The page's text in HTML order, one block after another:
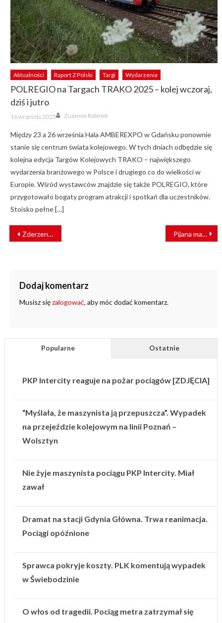
Aktualności Raport Z Polski Targi Wydarzenia
POLREGIO na Targach TRAKO 2025 – kolej wczoraj,
dziś i jutro
Posted
on
16 września 2025 Author
Zuzanna Rabinek
Między 23 a 26 września Hala AMBEREXPO w Gdańsku ponownie
stanie się centrum świata kolejowego. W tych dniach odbędzie się
kolejna edycja Targów Kolejowych TRAKO – największego
wydarzenia branżowego w Polsce i drugiego co do wielkości w
Europie. Wśród wystawców znajdzie się także POLREGIO, które
przygotowało bogaty program atrakcji i spotkań dla uczestników.
Stoisko pełne […]
NAWIGACJA
WPISU
Zderzenie tramwajów we Wrocławiu. Motorniczy zasłabł Pijana matka podróżowała z 7-letnią córką
Dodaj komentarz
Musisz sięzalogować, aby móc dodać komentarz.
Popularne Ostatnie
PKP Intercity reaguje na pożar pociągów [ZDJĘCIA]
“Myślała, że maszynista ją przepuszcza”. Wypadek
na przejeździe kolejowym na linii Poznań –
Wolsztyn
Nie żyje maszynista pociągu PKP Intercity. Miał
zawał
Dramat na stacji Gdynia Główna. Trwa reanimacja.
Pociągi opóźnione
Sprawca pokryje koszty. PLK komentują wypadek
w Świebodzinie
O włos od tragedii. Pociąg metra zatrzymał się